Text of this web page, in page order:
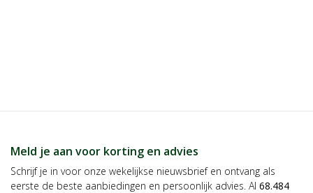
Meld je aan voor korting en advies
Schrijf je in voor onze wekelijkse nieuwsbrief en ontvang als
eerste de beste aanbiedingen en persoonlijk advies. Al 68.484